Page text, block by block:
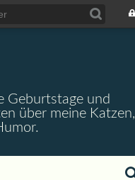
Geburtstage und
über meine Katzen,